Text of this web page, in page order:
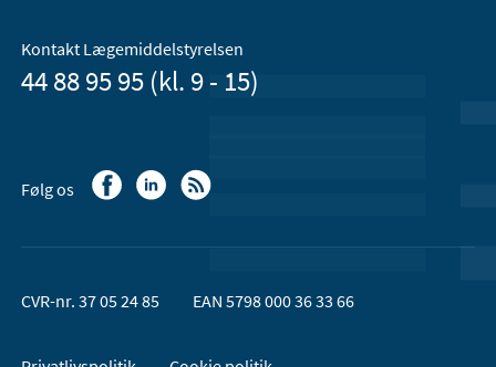
Kontakt Lægemiddelstyrelsen
44 88 95 95 (kl. 9 - 15)
Følg os
CVR-nr. 37 05 24 85 EAN 5798 000 36 33 66